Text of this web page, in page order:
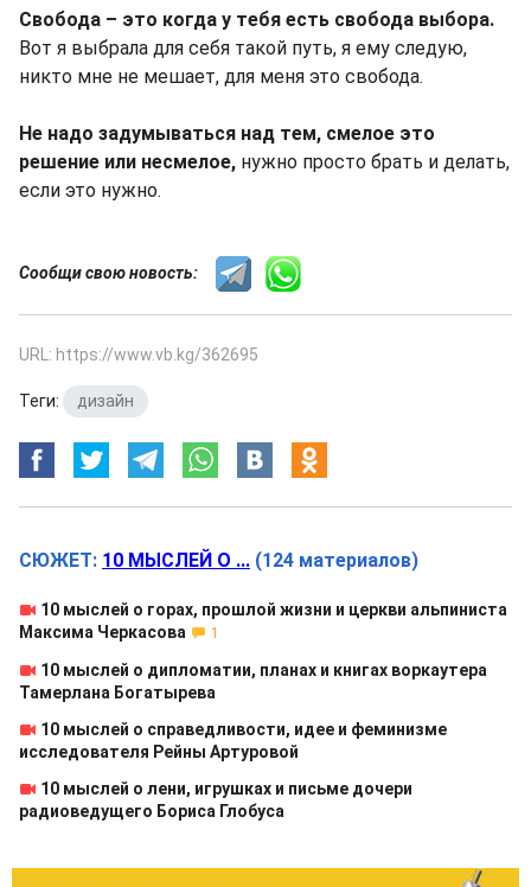
Свобода – это когда у тебя есть свобода выбора.
Вот я выбрала для себя такой путь, я ему следую,
никто мне не мешает, для меня это свобода.
Не надо задумываться над тем, смелое это
решение или несмелое, нужно просто брать и делать,
если это нужно.
Сообщи свою новость:
URL: https://www.vb.kg/362695
Теги: дизайн
СЮЖЕТ: 10 МЫСЛЕЙ О ... (124 материалов)
10 мыслей о горах, прошлой жизни и церкви альпиниста
Максима Черкасова
1
10 мыслей о дипломатии, планах и книгах воркаутера
Тамерлана Богатырева
10 мыслей о справедливости, идее и феминизме
исследователя Рейны Артуровой
10 мыслей о лени, игрушках и письме дочери
радиоведущего Бориса Глобуса